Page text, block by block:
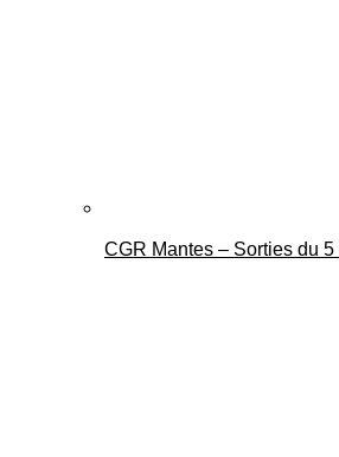
CGR Mantes – Sorties du